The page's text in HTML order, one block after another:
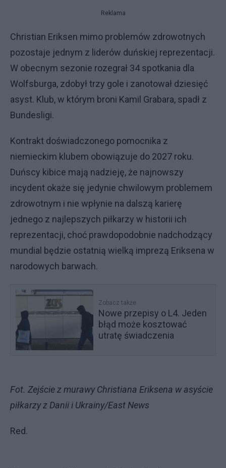
Reklama
Christian Eriksen mimo problemów zdrowotnych
pozostaje jednym z liderów duńskiej reprezentacji.
W obecnym sezonie rozegrał 34 spotkania dla
Wolfsburga, zdobył trzy gole i zanotował dziesięć
asyst. Klub, w którym broni Kamil Grabara, spadł z
Bundesligi.
Kontrakt doświadczonego pomocnika z
niemieckim klubem obowiązuje do 2027 roku.
Duńscy kibice mają nadzieję, że najnowszy
incydent okaże się jedynie chwilowym problemem
zdrowotnym i nie wpłynie na dalszą karierę
jednego z najlepszych piłkarzy w historii ich
reprezentacji, choć prawdopodobnie nadchodzący
mundial będzie ostatnią wielką imprezą Eriksena w
narodowych barwach.
Zobacz także
Nowe przepisy o L4. Jeden
błąd może kosztować
utratę świadczenia
Fot. Zejście z murawy Christiana Eriksena w asyście
piłkarzy z Danii i Ukrainy/East News
Red.